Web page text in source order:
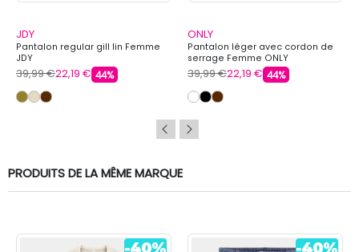
JDY
Pantalon regular gill lin Femme
JDY
39,99 €22,19 € 44%
ONLY
Pantalon léger avec cordon de
serrage Femme ONLY
39,99 €22,19 € 44%
PRODUITS DE LA MÊME MARQUE